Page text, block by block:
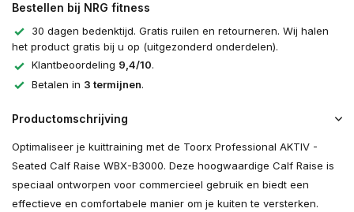
Bestellen bij NRG fitness
30 dagen bedenktijd. Gratis ruilen en retourneren. Wij halen
het product gratis bij u op (uitgezonderd onderdelen).
Klantbeoordeling 9,4/10.
Betalen in 3 termijnen.
Productomschrijving
Optimaliseer je kuittraining met de Toorx Professional AKTIV -
Seated Calf Raise WBX-B3000. Deze hoogwaardige Calf Raise is
speciaal ontworpen voor commercieel gebruik en biedt een
effectieve en comfortabele manier om je kuiten te versterken.